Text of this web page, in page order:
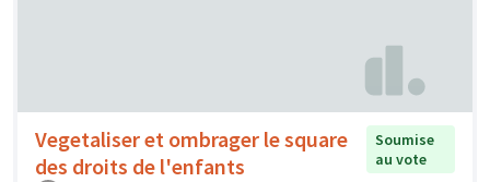
Vegetaliser et ombrager le square
des droits de l'enfants
Soumise
au vote